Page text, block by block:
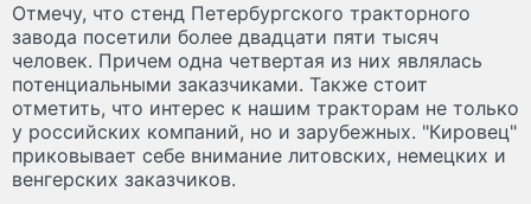
Отмечу, что стенд Петербургского тракторного
завода посетили более двадцати пяти тысяч
человек. Причем одна четвертая из них являлась
потенциальными заказчиками. Также стоит
отметить, что интерес к нашим тракторам не только
у российских компаний, но и зарубежных. "Кировец"
приковывает себе внимание литовских, немецких и
венгерских заказчиков.